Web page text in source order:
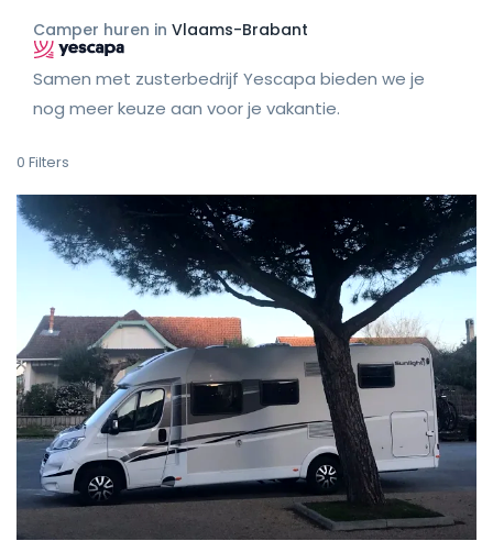
Camper huren in Vlaams-Brabant
Samen met zusterbedrijf Yescapa bieden we je
nog meer keuze aan voor je vakantie.
0 Filters